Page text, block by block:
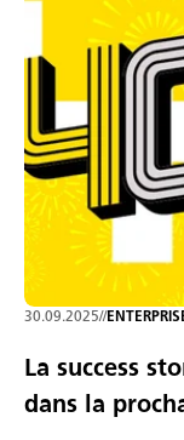
30.09.2025//
La success
dans la